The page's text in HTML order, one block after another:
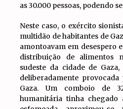
as 30.000 pessoas, podendo
Neste caso, o exército
multidão de habitantes de
amontoavam em desespero
distribuição de alimentos
sudeste da cidade de
deliberadamente
Gaza. Um comboio de
humanitária tinha